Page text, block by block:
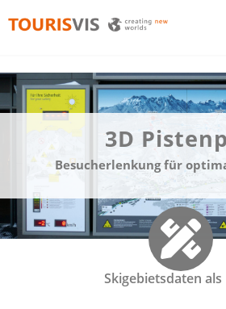
TOURISVIS
3D
Besucherlenkung für
Skigebietsdaten als